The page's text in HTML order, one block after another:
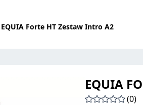
Forte HT Zestaw Intro A2
EQUIA
(0)